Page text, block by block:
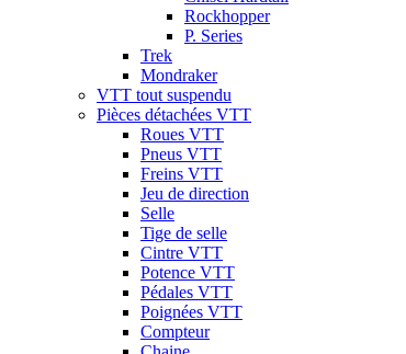
Rockhopper
P. Series
Trek
Mondraker
VTT tout suspendu
Pièces détachées VTT
Roues VTT
Pneus VTT
Freins VTT
Jeu de direction
Selle
Tige de selle
Cintre VTT
Potence VTT
Pédales VTT
Poignées VTT
Compteur